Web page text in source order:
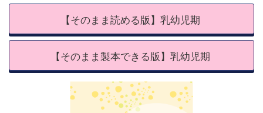
【そのまま読める版】乳幼児期
【そのまま製本できる版】乳幼児期